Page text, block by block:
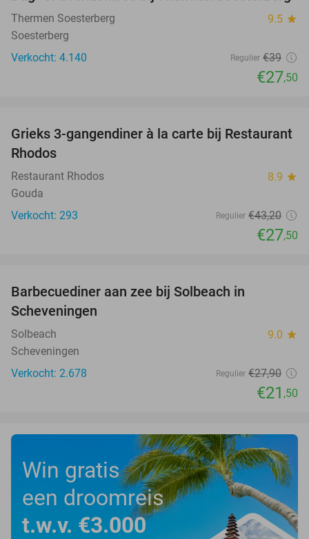
Thermen Soesterberg 9.5 star
Soesterberg
Verkocht: 4.140
Regulier €39
€27,50
36%
Grieks 3-gangendiner à la carte bij Restaurant
Rhodos
Restaurant Rhodos 8.9 star
Gouda
Verkocht: 293
Regulier €43,20
€27,50
Barbecuediner aan zee bij Solbeach in
Scheveningen
Solbeach 9.0 star
Scheveningen
Verkocht: 2.678
Regulier €27,90
€21 ,50
Win gratis
een droomreis
t.w.v. €3.000